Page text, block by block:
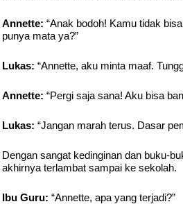
Annette: “Anak bodoh! Kamu tidak
punya mata ya?”
Lukas: “Annette, aku minta maaf.
Annette: “Pergi saja sana! Aku bisa
Lukas: “Jangan marah terus. Dasar
Dengan sangat kedinginan dan buku-
akhirnya terlambat sampai ke sekolah.
Ibu Guru: “Annette, apa yang terjadi?”